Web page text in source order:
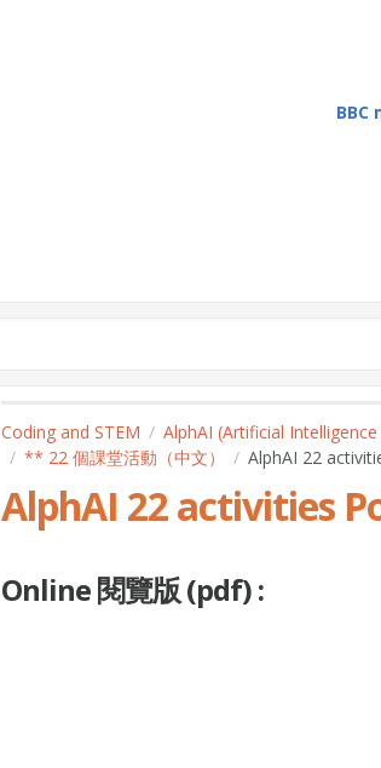
BBC
Coding and STEM AlphAI (Artificial
** 22 個課堂活動（中文）
AlphAI 22
AlphAI 22 activities
Online 閱覽版 (pdf) :